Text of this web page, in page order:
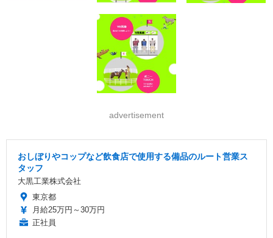
advertisement
おしぼりやコップなど飲食店で使用する備品のルート営業ス
タッフ
大黒工業株式会社
東京都
月給25万円～30万円
正社員